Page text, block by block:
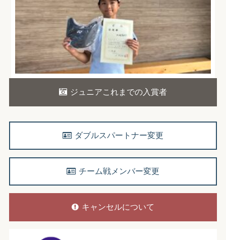
ジュニアこれまでの入賞者
ダブルスパートナー変更
チーム戦メンバー変更
キャンセルについて